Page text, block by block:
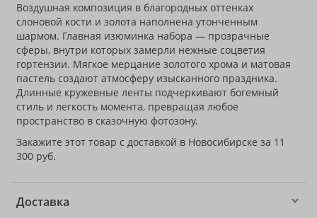
Воздушная композиция в благородных оттенках
слоновой кости и золота наполнена утонченным
шармом. Главная изюминка набора — прозрачные
сферы, внутри которых замерли нежные соцветия
гортензии. Мягкое мерцание золотого хрома и матовая
пастель создают атмосферу изысканного праздника.
Длинные кружевные ленты подчеркивают богемный
стиль и легкость момента, превращая любое
пространство в сказочную фотозону.
Закажите этот товар с доставкой в Новосибирске за 11
300 руб.
Доставка